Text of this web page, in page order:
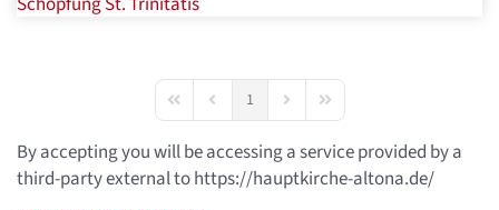
First PagePrevious Page
1 Next PageLast Page
By accepting you will be accessing a service provided by a
third-party external to https://hauptkirche-altona.de/